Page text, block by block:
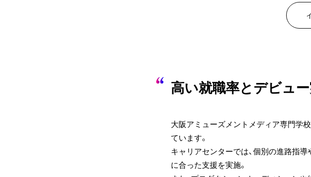
高い就職率とデビュ
大阪アミューズメントメディア専門学
ています。
キャリアセンターでは、個別の進路指
に合った支援を実施。